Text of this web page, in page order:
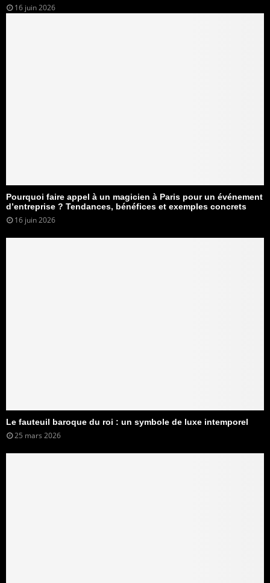
16 juin 2026
Pourquoi faire appel à un magicien à Paris pour un événement
d’entreprise ? Tendances, bénéfices et exemples concrets
16 juin 2026
Le fauteuil baroque du roi : un symbole de luxe intemporel
25 mars 2026